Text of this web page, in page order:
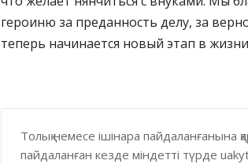
героиню за преданность делу, за
теперь начинается новый этап в
Толық немесе ішінара пайдаланғанына
пайдаланған кезде міндетті түрде